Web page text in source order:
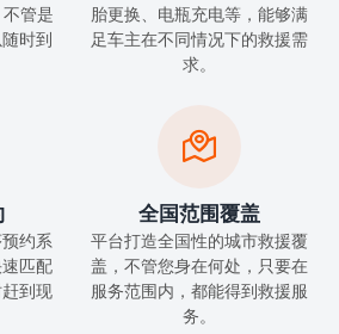
管是
时到
胎更换、电瓶充电等，能够满
足车主在不同情况下的救援需
求。
约系
匹配
到现

全国范围覆盖
平台打造全国性的城市救援覆
盖，不管您身在何处，只要在
服务范围内，都能得到救援服
务。